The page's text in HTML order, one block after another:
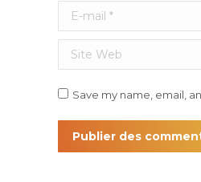
E-mail *
Site Web
Save my name, email,
Publier des